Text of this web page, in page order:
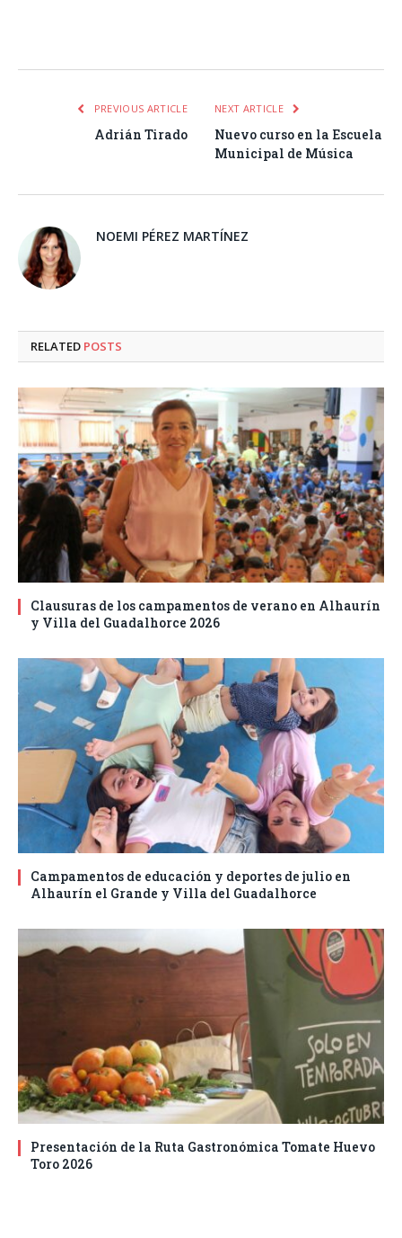
PREVIOUS ARTICLE
Adrián Tirado
NEXT ARTICLE
Nuevo curso en la Escuela
Municipal de Música
NOEMI PÉREZ MARTÍNEZ
RELATED POSTS
Clausuras de los campamentos de verano en Alhaurín
y Villa del Guadalhorce 2026
Campamentos de educación y deportes de julio en
Alhaurín el Grande y Villa del Guadalhorce
Presentación de la Ruta Gastronómica Tomate Huevo
Toro 2026